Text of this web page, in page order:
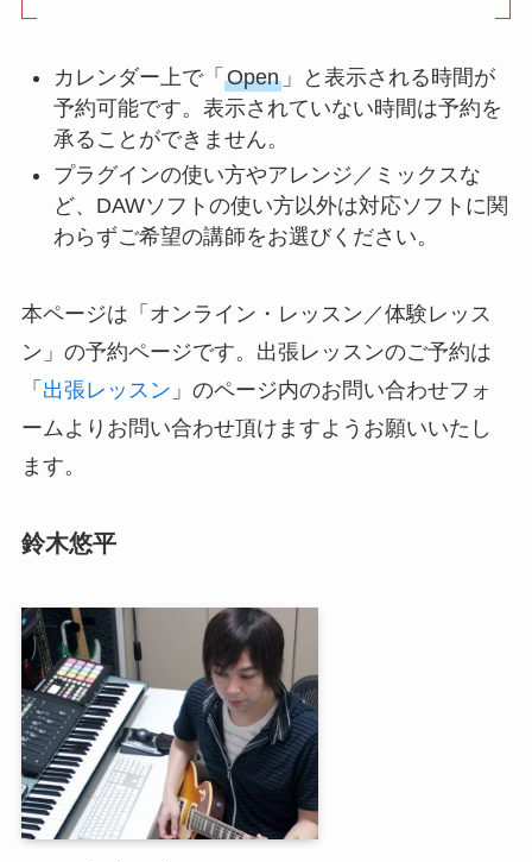
カレンダー上で「 Open」と表示される時間が
予約可能です。表示されていない時間は予約を
承ることができません。
プラグインの使い方やアレンジ／ミックスな
ど、DAWソフトの使い方以外は対応ソフトに関
わらずご希望の講師をお選びください。
本ページは「オンライン・レッスン／体験レッス
ン」の予約ページです。出張レッスンのご予約は
「 出張レッスン 」のページ内のお問い合わせフォ
ームよりお問い合わせ頂けますようお願いいたし
ます。
鈴木悠平